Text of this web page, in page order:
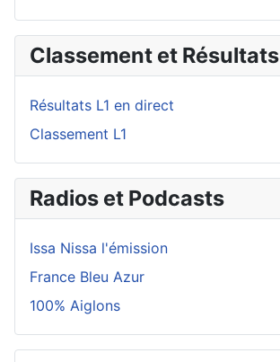
Classement et Résultats
Résultats L1 en direct
Classement L1
Radios et Podcasts
Issa Nissa l'émission
France Bleu Azur
100% Aiglons